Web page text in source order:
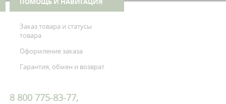
Заказ товара и статусы
товара
Оформление заказа
Гарантия, обмен и возврат
8 800 775-83-77,